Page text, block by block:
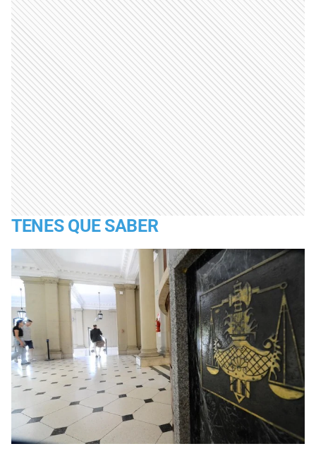
TENES QUE SABER